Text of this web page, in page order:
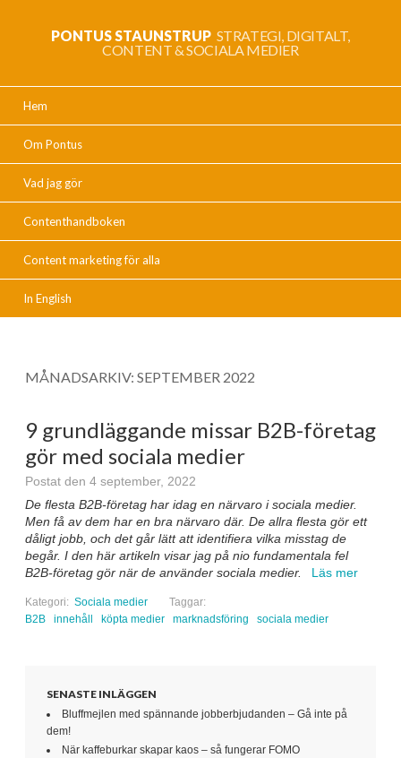
PONTUS STAUNSTRUP STRATEGI, DIGITALT,
CONTENT & SOCIALA MEDIER
Hem
Om Pontus
Vad jag gör
Contenthandboken
Content marketing för alla
In English
MÅNADSARKIV: SEPTEMBER 2022
9 grundläggande missar B2B-företag
gör med sociala medier
Postat den 4 september, 2022
De flesta B2B-företag har idag en närvaro i sociala medier.
Men få av dem har en bra närvaro där. De allra flesta gör ett
dåligt jobb, och det går lätt att identifiera vilka misstag de
begår. I den här artikeln visar jag på nio fundamentala fel
B2B-företag gör när de använder sociala medier.
Läs mer
Kategori: Sociala medier
Taggar:
B2B
innehåll köpta medier marknadsföring sociala medier
SENASTE INLÄGGEN
Bluffmejlen med spännande jobberbjudanden – Gå inte på
dem!
När kaffeburkar skapar kaos – så fungerar FOMO